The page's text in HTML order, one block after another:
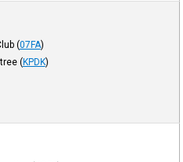
(07FA)
(KPDK)